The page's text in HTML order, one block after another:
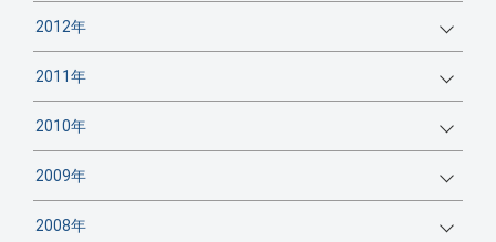
2012年
2011年
2010年
2009年
2008年